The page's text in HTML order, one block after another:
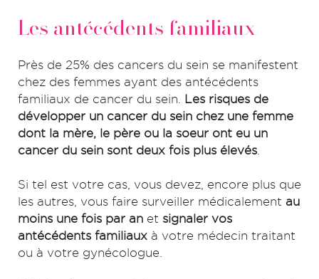
Les antécédents familiaux
Près de 25% des cancers du sein se manifestent
chez des femmes ayant des antécédents
familiaux de cancer du sein.
Les risques de
développer un cancer du sein chez une femme
dont la mère, le père ou la soeur ont eu un
cancer du sein sont deux fois plus élevés
Si tel est votre cas, vous devez, encore plus que
les autres, vous faire surveiller médicalement au
moins une fois par an et signaler vos
antécédents familiaux à votre médecin traitant
ou à votre gynécologue.